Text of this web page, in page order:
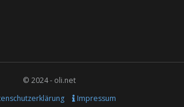
© 2024 - oli.net
Impressum